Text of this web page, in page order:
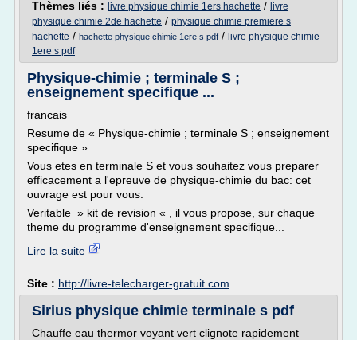
Thèmes liés : livre physique chimie 1ers hachette / livre
physique chimie 2de hachette / physique chimie premiere s
hachette / hachette physique chimie 1ere s pdf / livre physique chimie
1ere s pdf
Physique-chimie ; terminale S ;
enseignement specifique ...
francais
Resume de « Physique-chimie ; terminale S ; enseignement
specifique »
Vous etes en terminale S et vous souhaitez vous preparer
efficacement a l'epreuve de physique-chimie du bac: cet
ouvrage est pour vous.
Veritable » kit de revision « , il vous propose, sur chaque
theme du programme d'enseignement specifique...
Lire la suite
Site : http://livre-telecharger-gratuit.com
Sirius physique chimie terminale s pdf
Chauffe eau thermor voyant vert clignote rapidement